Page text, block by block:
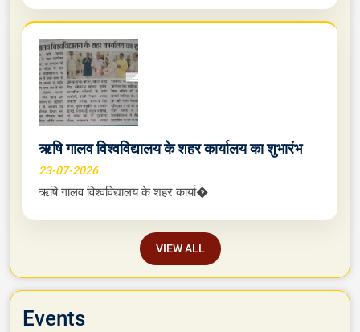
ऋषि गालव विश्वविद्यालय के शहर कार्यालय का शुभारंभ
23-07-2026
ऋषि गालव विश्वविद्यालय के शहर कार्या�
VIEW ALL
Events